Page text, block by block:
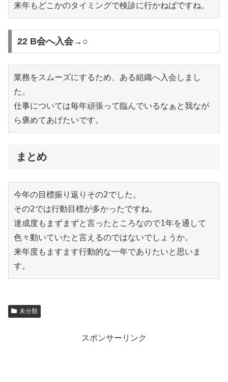
来年もどこかのタイミングで検診に行かねばですね。
22 B会へ入会→○
業務をスムーズにするため、ある組織へ入会しまし
た。
仕事については毎年頑張って臨んでいるなぁと我なが
ら褒めてあげたいです。
まとめ
今年の目標振り返りその2でした。
その2では行動目標が多かったですね。
達成度もまずまずと言ったところなので1年を通して
色々動いていたと言えるのではないでしょうか。
来年度もますます行動的な一年でありたいと思いま
す。
未分類
スポンサーリンク